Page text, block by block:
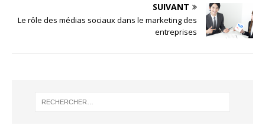
SUIVANT
Le rôle des médias sociaux dans le marketing des
entreprises